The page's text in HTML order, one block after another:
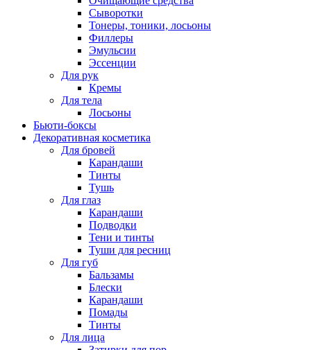
Сыворотки
Тонеры, тоники, лосьоны
Филлеры
Эмульсии
Эссенции
Для рук
Кремы
Для тела
Лосьоны
Бьюти-боксы
Декоративная косметика
Для бровей
Карандаши
Тинты
Тушь
Для глаз
Карандаши
Подводки
Тени и тинты
Туши для ресниц
Для губ
Бальзамы
Блески
Карандаши
Помады
Тинты
Для лица